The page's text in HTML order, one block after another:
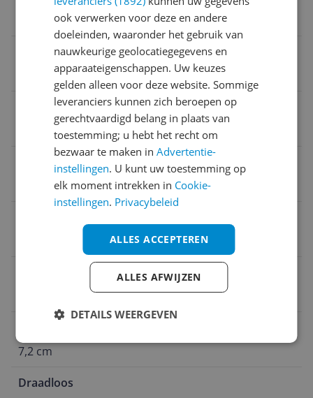
Naam verantwoordelijke marktdeelnemer in de EU
AMOK Marketing ApS
Product lengte
MPN (Manufacturer Part Number)
7,2 cm
Draadloos
ook verwerken voor deze en andere
doeleinden, waaronder het gebruik van
nauwkeurige geolocatiegegevens en
apparaateigenschappen. Uw keuzes
gelden alleen voor deze website. Sommige
leveranciers kunnen zich beroepen op
gerechtvaardigd belang in plaats van
toestemming; u hebt het recht om
bezwaar te maken inAdvertentie-
instellingen. U kunt uw toestemming op
elk moment intrekken in Cookie-
instellingen. Privacybeleid
ALLES ACCEPTEREN
ALLES AFWIJZEN
DETAILS WEERGEVEN